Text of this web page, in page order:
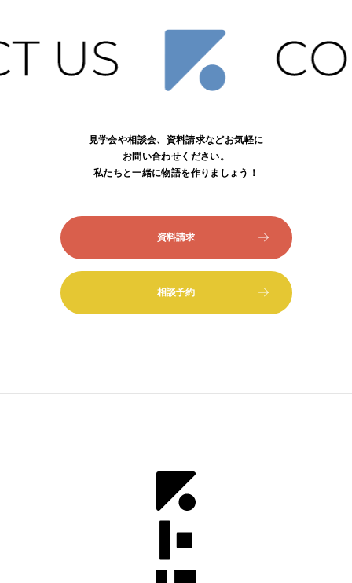
見学会や相談会、資料請求などお気軽に
お問い合わせください。
私たちと一緒に物語を作りましょう！
資料請求
相談予約